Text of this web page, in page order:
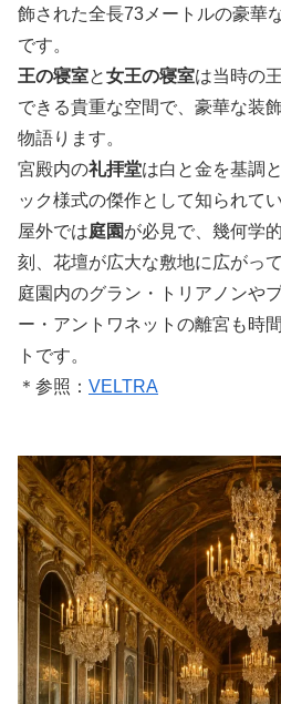
飾された全長73メートルの豪華
です。
王の寝室と女王の寝室は当時の
できる貴重な空間で、豪華な装
物語ります。
宮殿内の礼拝堂は白と金を基調
ック様式の傑作として知られてい
屋外では庭園が必見で、幾何学
刻、花壇が広大な敷地に広がって
庭園内のグラン・トリアノンや
ー・アントワネットの離宮も時
トです。
＊参照： VELTRA